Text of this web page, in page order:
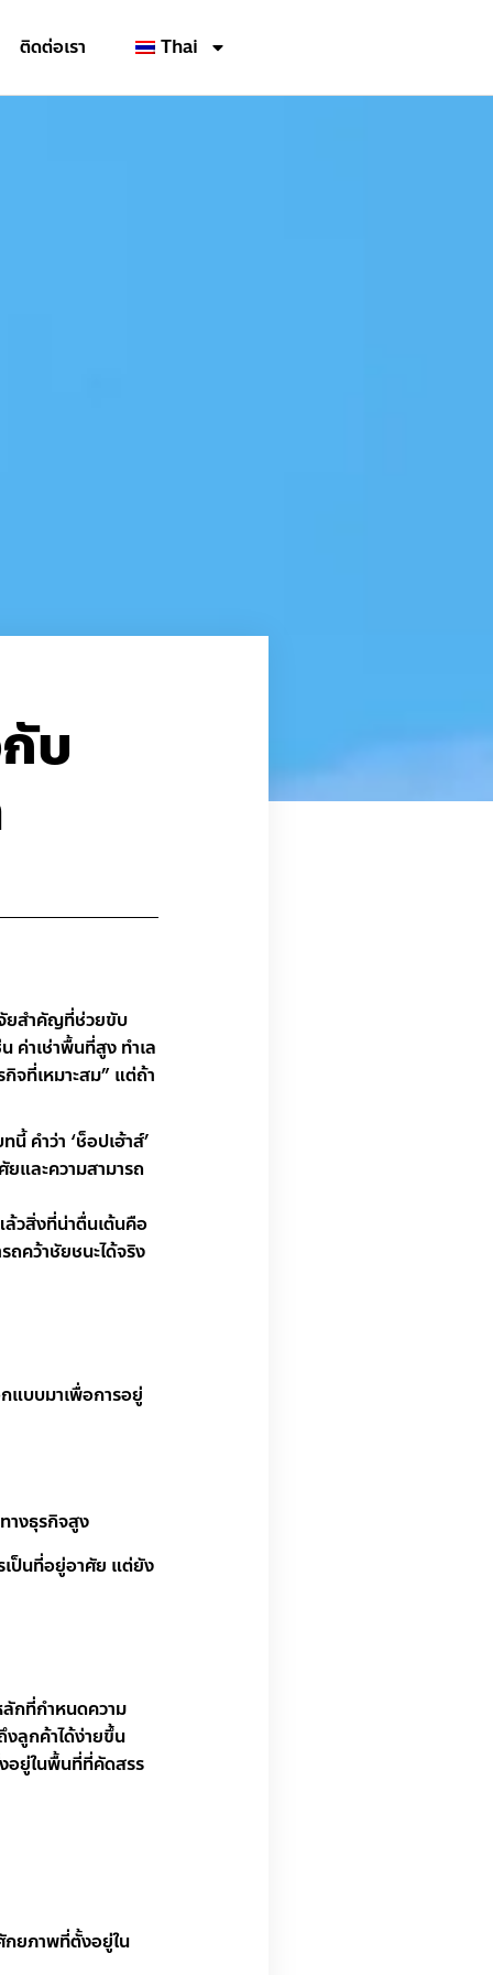
ติดต่อเรา Thai
บ
จัยสำคัญที่ช่วยขับ
ค่าเช่าพื้นที่สูง ทำเล
จที่เหมาะสม” แต่ถ้า
คำว่า ‘ช็อปเฮ้าส์’
และความสามารถ
ล้วสิ่งที่น่าตื่นเต้นคือ
คว้าชัยชนะได้จริง
แบบมาเพื่อการอยู่
างธุรกิจสูง
เป็นที่อยู่อาศัย แต่ยัง
กที่กำหนดความ
งลูกค้าได้ง่ายขึ้น
อยู่ในพื้นที่ที่คัดสรร
กยภาพที่ตั้งอยู่ใน